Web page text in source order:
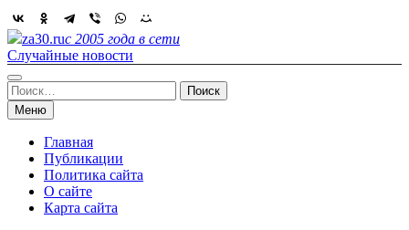
Skip
to
content
za30.ruс 2005 года в сети
Случайные новости
Найти:
Меню
Главная
Публикации
Политика сайта
О сайте
Карта сайта